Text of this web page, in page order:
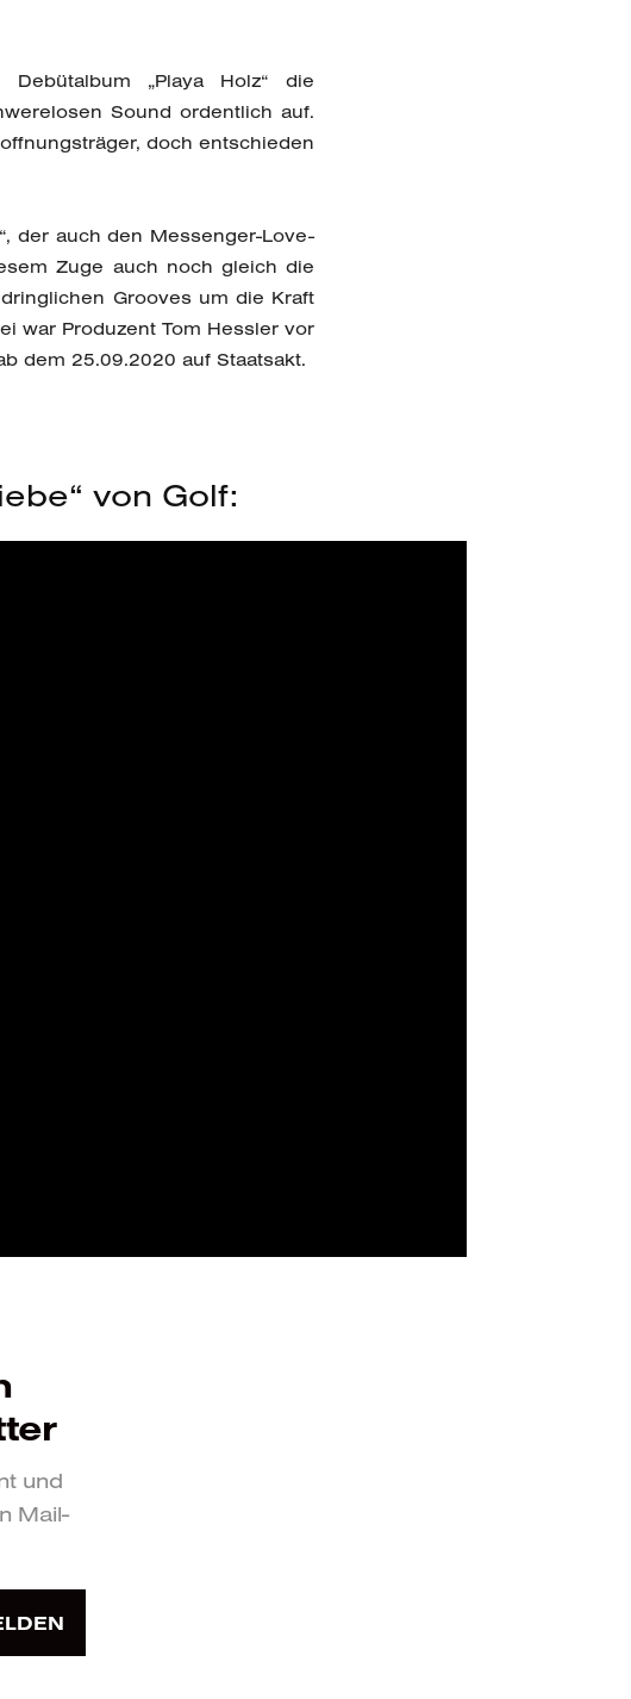
„Playa Holz“ die
Sound ordentlich auf.
doch entschieden
der auch den Messenger-Love-
Zuge auch noch gleich die
Grooves um die Kraft
war Produzent Tom Hessler vor
dem 25.09.2020 auf Staatsakt.
von Golf:
und
Mail-